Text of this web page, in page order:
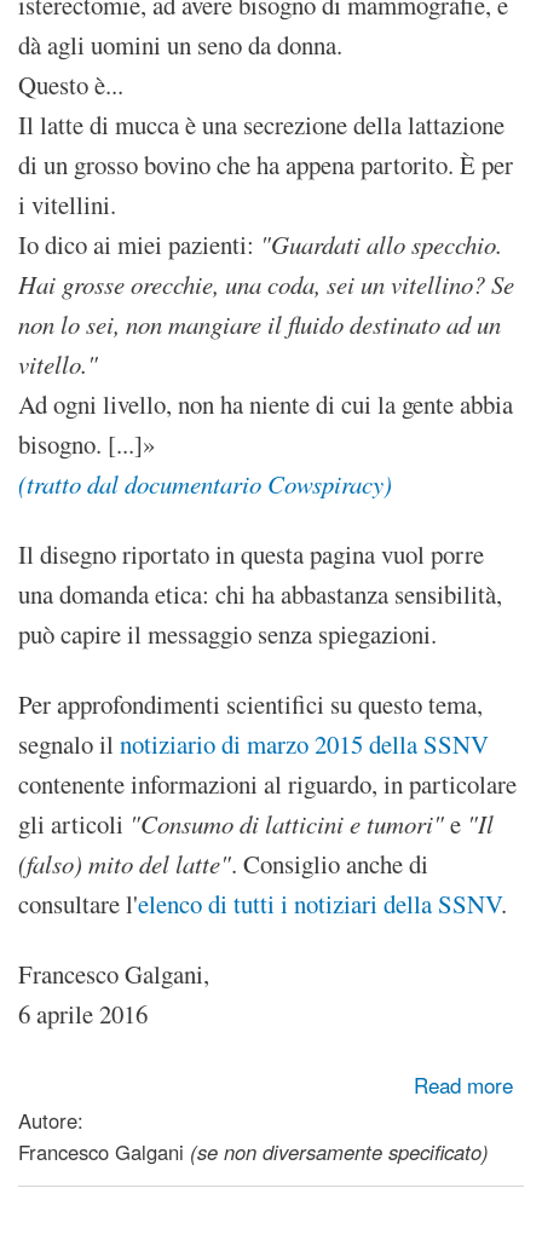
dà agli uomini un seno da donna.
Questo è...
Il latte di mucca è una secrezione della lattazione
di un grosso bovino che ha appena partorito. È per
i vitellini.
Io dico ai miei pazienti: "Guardati allo specchio.
Hai grosse orecchie, una coda, sei un vitellino? Se
non lo sei, non mangiare il fluido destinato ad un
vitello."
Ad ogni livello, non ha niente di cui la gente abbia
bisogno. [...]»
(tratto dal documentario Cowspiracy)
Il disegno riportato in questa pagina vuol porre
una domanda etica: chi ha abbastanza sensibilità,
può capire il messaggio senza spiegazioni.
Per approfondimenti scientifici su questo tema,
segnalo il notiziario di marzo 2015 della SSNV
contenente informazioni al riguardo, in particolare
gli articoli "Consumo di latticini e tumori"e "Il
(falso) mito del latte". Consiglio anche di
consultare l'elenco di tutti i notiziari della SSNV.
Francesco Galgani,
6 aprile 2016
Read more
about Latte animale: pensaci bene prima di berlo...
Autore:
Francesco Galgani (se non diversamente specificato)